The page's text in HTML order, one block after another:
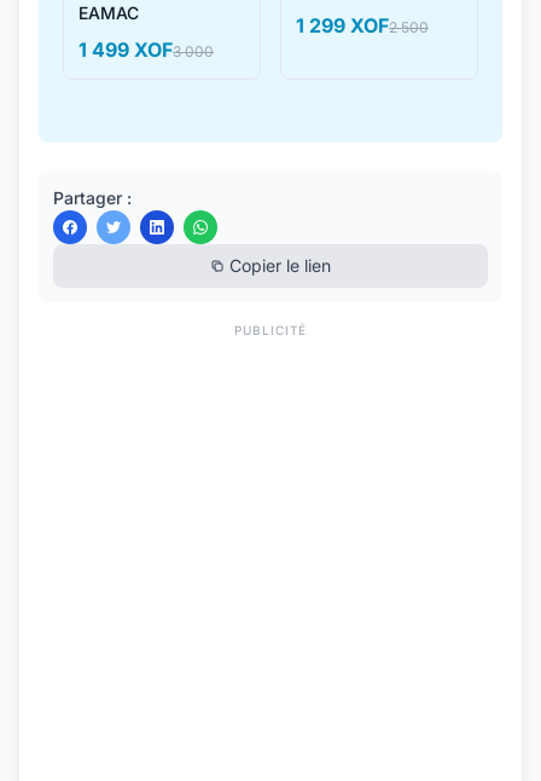
EAMAC
1 499 XOF3 000
1 299 XOF2 500
Partager :
Copier le lien
PUBLICITÉ